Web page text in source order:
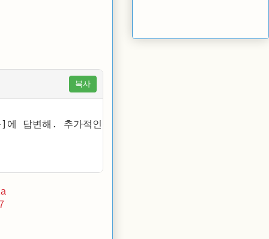
복사
답변해. 추가적인 인터넷 검색은 금지한다. 이후